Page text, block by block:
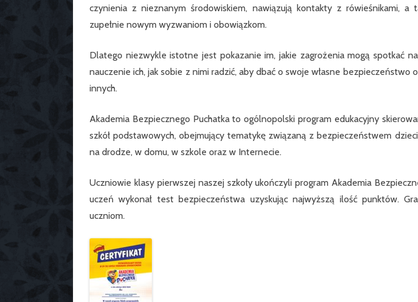
czynienia z nieznanym środowiskiem, nawiązują kontakty z rówieśnikami, a
zupełnie nowym wyzwaniom i obowiązkom.
Dlatego niezwykle istotne jest pokazanie im, jakie zagrożenia mogą spotkać
nauczenie ich, jak sobie z nimi radzić, aby dbać o swoje własne bezpieczeństwo
innych.
Akademia Bezpiecznego Puchatka to ogólnopolski program edukacyjny
szkół podstawowych, obejmujący tematykę związaną z bezpieczeństwem
na drodze, w domu, w szkole oraz w Internecie.
Uczniowie klasy pierwszej naszej szkoły ukończyli program Akademia
uczeń wykonał test bezpieczeństwa uzyskując najwyższą ilość punktów.
uczniom.